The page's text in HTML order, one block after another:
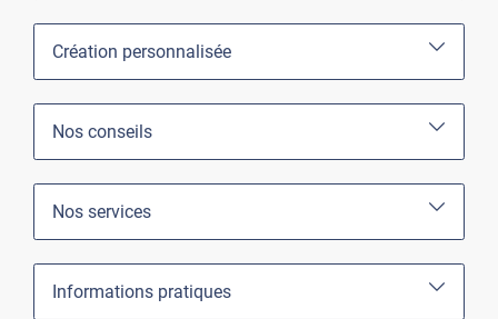
Création personnalisée
Nos conseils
Nos services
Informations pratiques